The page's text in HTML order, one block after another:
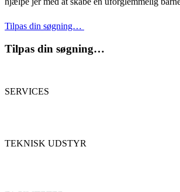
Tilpas din søgning…
Tilpas din søgning…
SERVICES
TEKNISK UDSTYR